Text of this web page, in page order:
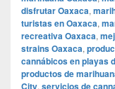
disfrutar Oaxaca,
turistas en Oaxaca,
recreativa Oaxaca,
strains Oaxaca,
cannábicos en playas
productos de
City, servicios de